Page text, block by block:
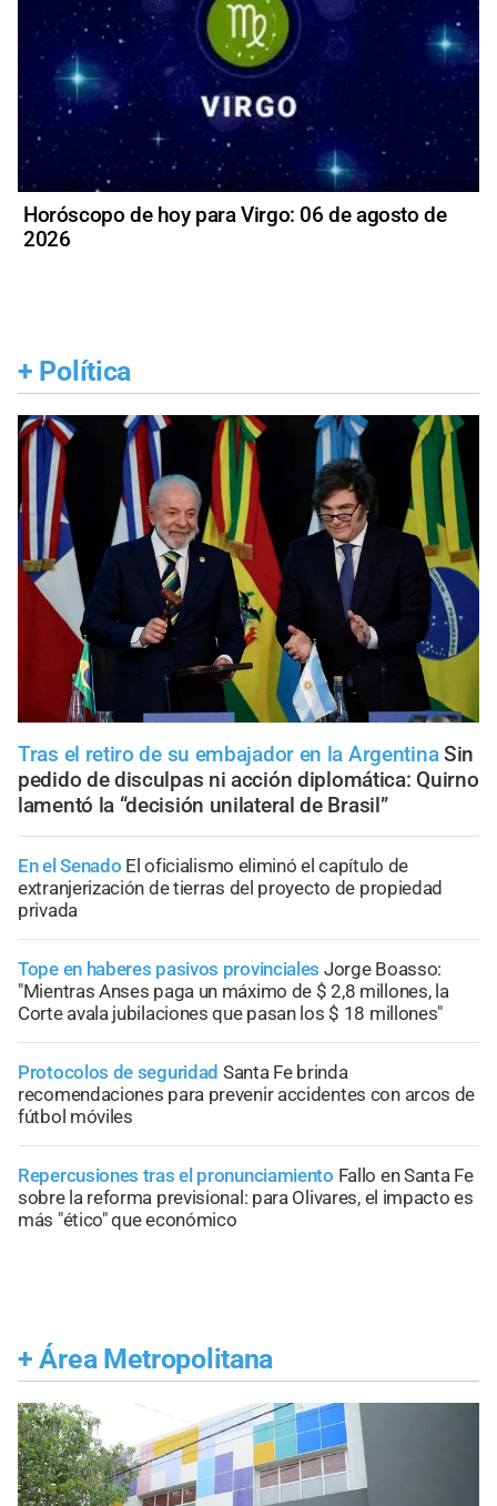
Horóscopo de hoy para Virgo: 06 de agosto de
2026
+ Política
Tras el retiro de su embajador en la Argentina Sin
pedido de disculpas ni acción diplomática: Quirno
lamentó la “decisión unilateral de Brasil”
En el Senado El oficialismo eliminó el capítulo de
extranjerización de tierras del proyecto de propiedad
privada
Tope en haberes pasivos provinciales Jorge Boasso:
"Mientras Anses paga un máximo de $ 2,8 millones, la
Corte avala jubilaciones que pasan los $ 18 millones"
Protocolos de seguridad Santa Fe brinda
recomendaciones para prevenir accidentes con arcos de
fútbol móviles
Repercusiones tras el pronunciamiento Fallo en Santa Fe
sobre la reforma previsional: para Olivares, el impacto es
más "ético" que económico
+ Área Metropolitana